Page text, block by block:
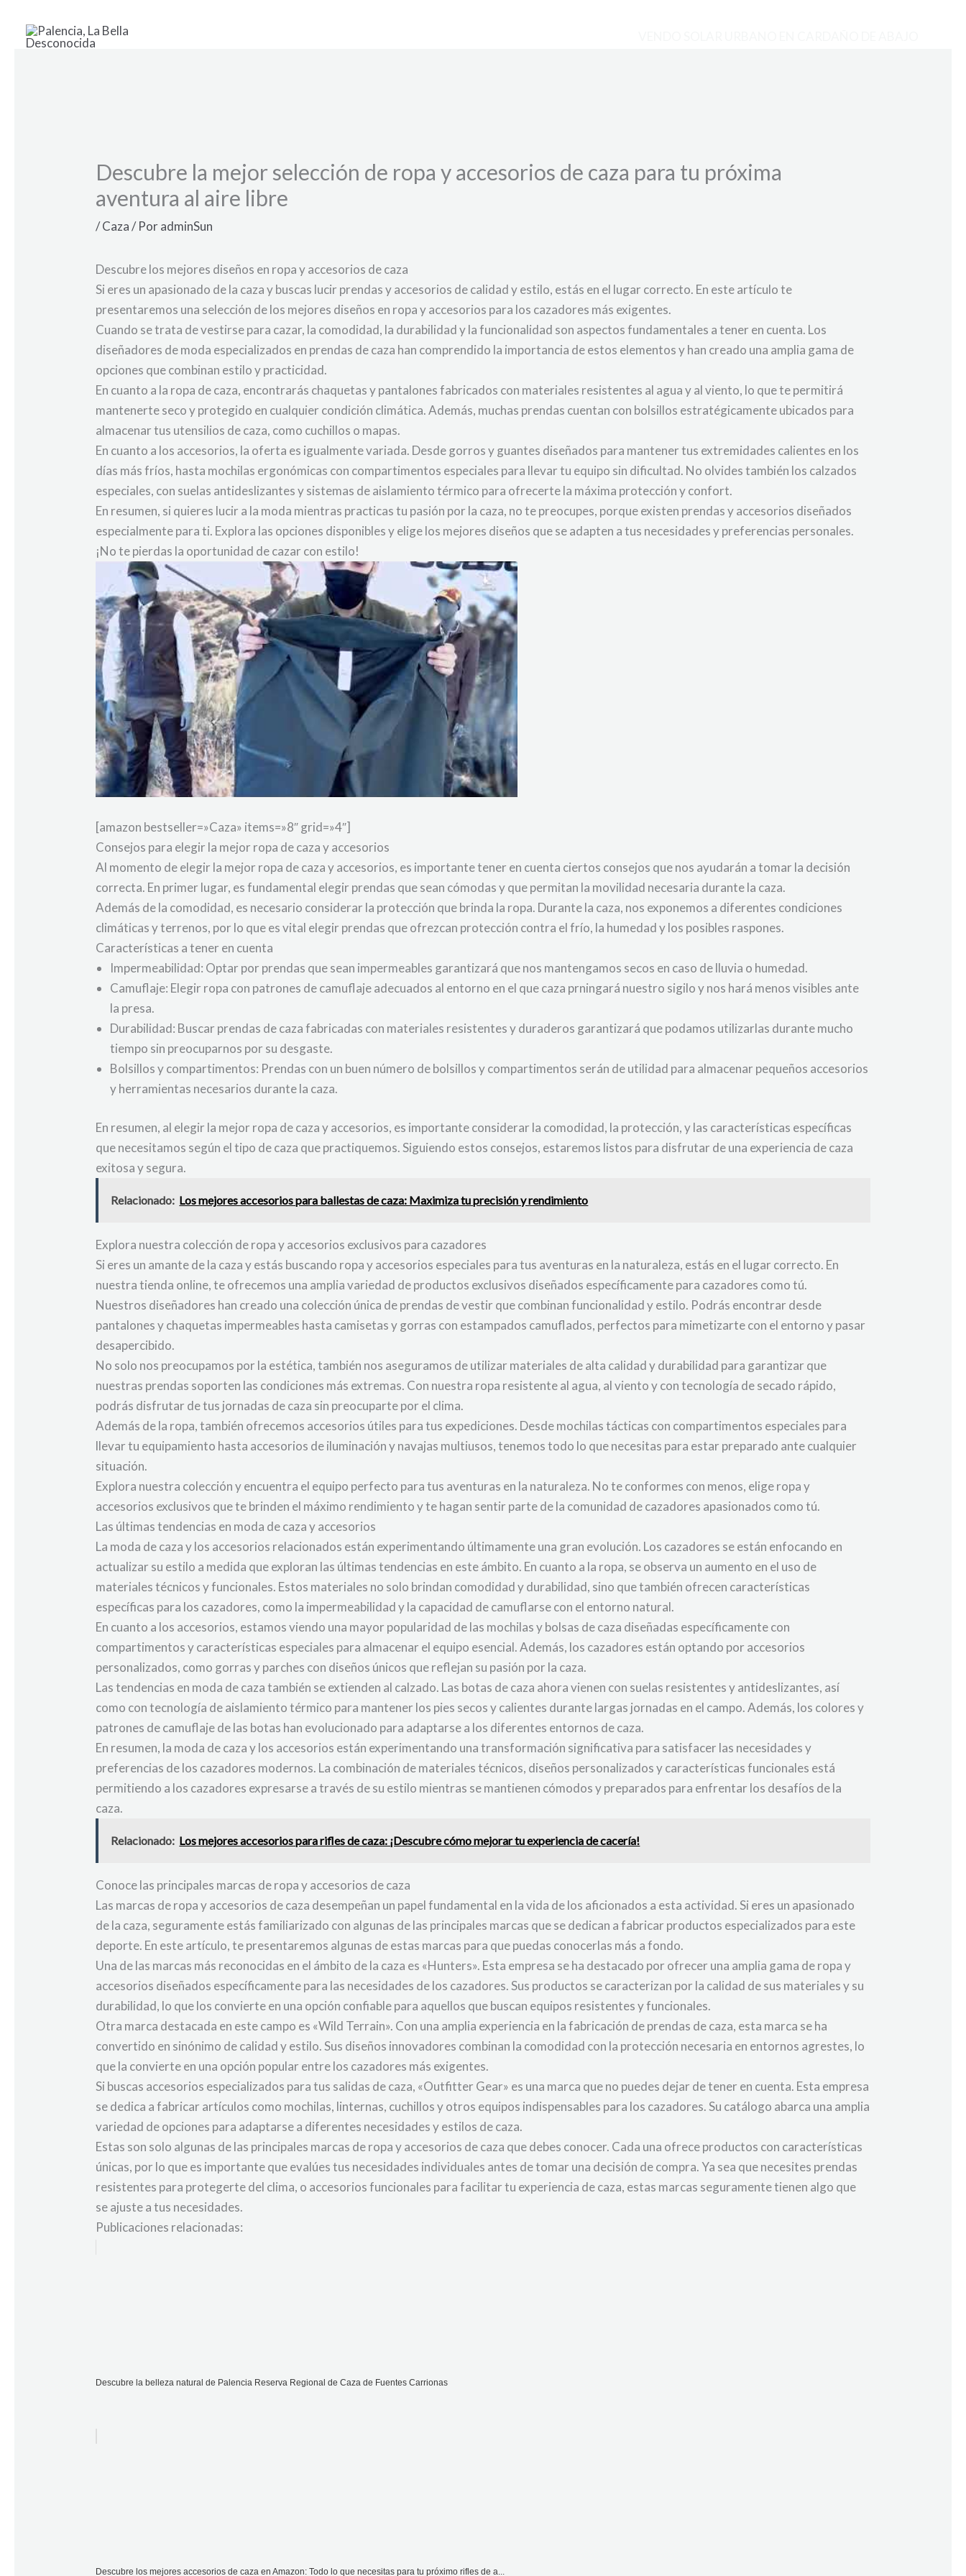
contenido
Descubre la mejor selección de ropa y accesorios de caza para tu próxima
aventura al aire libre
/Caza/ PoradminSun
Descubre los mejores diseños en ropa y accesorios de caza
Si eres un apasionado de la caza y buscas lucir prendas y accesorios de calidad y estilo, estás en el lugar correcto. En este artículo te
presentaremos una selección de los mejores diseños en ropa y accesorios para los cazadores más exigentes.
Cuando se trata de vestirse para cazar, la comodidad, la durabilidad y la funcionalidad son aspectos fundamentales a tener en cuenta. Los
diseñadores de moda especializados en prendas de caza han comprendido la importancia de estos elementos y han creado una amplia gama de
opciones que combinan estilo y practicidad.
En cuanto a la ropa de caza, encontrarás chaquetas y pantalones fabricados con materiales resistentes al agua y al viento, lo que te permitirá
mantenerte seco y protegido en cualquier condición climática. Además, muchas prendas cuentan con bolsillos estratégicamente ubicados para
almacenar tus utensilios de caza, como cuchillos o mapas.
En cuanto a los accesorios, la oferta es igualmente variada. Desde gorros y guantes diseñados para mantener tus extremidades calientes en los
días más fríos, hasta mochilas ergonómicas con compartimentos especiales para llevar tu equipo sin dificultad. No olvides también los calzados
especiales, con suelas antideslizantes y sistemas de aislamiento térmico para ofrecerte la máxima protección y confort.
En resumen, si quieres lucir a la moda mientras practicas tu pasión por la caza, no te preocupes, porque existen prendas y accesorios diseñados
especialmente para ti. Explora las opciones disponibles y elige los mejores diseños que se adapten a tus necesidades y preferencias personales.
¡No te pierdas la oportunidad de cazar con estilo!
[amazon bestseller=»Caza» items=»8″ grid=»4″]
Consejos para elegir la mejor ropa de caza y accesorios
Al momento de elegir la mejor ropa de caza y accesorios, es importante tener en cuenta ciertos consejos que nos ayudarán a tomar la decisión
correcta. En primer lugar, es fundamental elegir prendas que sean cómodas y que permitan la movilidad necesaria durante la caza.
Además de la comodidad, es necesario considerar la protección que brinda la ropa. Durante la caza, nos exponemos a diferentes condiciones
climáticas y terrenos, por lo que es vital elegir prendas que ofrezcan protección contra el frío, la humedad y los posibles raspones.
Características a tener en cuenta
Impermeabilidad: Optar por prendas que sean impermeables garantizará que nos mantengamos secos en caso de lluvia o humedad.
Camuflaje: Elegir ropa con patrones de camuflaje adecuados al entorno en el que caza prningará nuestro sigilo y nos hará menos visibles ante
la presa.
Durabilidad: Buscar prendas de caza fabricadas con materiales resistentes y duraderos garantizará que podamos utilizarlas durante mucho
tiempo sin preocuparnos por su desgaste.
Bolsillos y compartimentos: Prendas con un buen número de bolsillos y compartimentos serán de utilidad para almacenar pequeños accesorios
y herramientas necesarios durante la caza.
En resumen, al elegir la mejor ropa de caza y accesorios, es importante considerar la comodidad, la protección, y las características específicas
que necesitamos según el tipo de caza que practiquemos. Siguiendo estos consejos, estaremos listos para disfrutar de una experiencia de caza
exitosa y segura.
Relacionado: Los mejores accesorios para ballestas de caza: Maximiza tu precisión y rendimiento
Explora nuestra colección de ropa y accesorios exclusivos para cazadores
Si eres un amante de la caza y estás buscando ropa y accesorios especiales para tus aventuras en la naturaleza, estás en el lugar correcto. En
nuestra tienda online, te ofrecemos una amplia variedad de productos exclusivos diseñados específicamente para cazadores como tú.
Nuestros diseñadores han creado una colección única de prendas de vestir que combinan funcionalidad y estilo. Podrás encontrar desde
pantalones y chaquetas impermeables hasta camisetas y gorras con estampados camuflados, perfectos para mimetizarte con el entorno y pasar
desapercibido.
No solo nos preocupamos por la estética, también nos aseguramos de utilizar materiales de alta calidad y durabilidad para garantizar que
nuestras prendas soporten las condiciones más extremas. Con nuestra ropa resistente al agua, al viento y con tecnología de secado rápido,
podrás disfrutar de tus jornadas de caza sin preocuparte por el clima.
Además de la ropa, también ofrecemos accesorios útiles para tus expediciones. Desde mochilas tácticas con compartimentos especiales para
llevar tu equipamiento hasta accesorios de iluminación y navajas multiusos, tenemos todo lo que necesitas para estar preparado ante cualquier
situación.
Explora nuestra colección y encuentra el equipo perfecto para tus aventuras en la naturaleza. No te conformes con menos, elige ropa y
accesorios exclusivos que te brinden el máximo rendimiento y te hagan sentir parte de la comunidad de cazadores apasionados como tú.
Las últimas tendencias en moda de caza y accesorios
La moda de caza y los accesorios relacionados están experimentando últimamente una gran evolución. Los cazadores se están enfocando en
actualizar su estilo a medida que exploran las últimas tendencias en este ámbito. En cuanto a la ropa, se observa un aumento en el uso de
materiales técnicos y funcionales. Estos materiales no solo brindan comodidad y durabilidad, sino que también ofrecen características
específicas para los cazadores, como la impermeabilidad y la capacidad de camuflarse con el entorno natural.
En cuanto a los accesorios, estamos viendo una mayor popularidad de las mochilas y bolsas de caza diseñadas específicamente con
compartimentos y características especiales para almacenar el equipo esencial. Además, los cazadores están optando por accesorios
personalizados, como gorras y parches con diseños únicos que reflejan su pasión por la caza.
Las tendencias en moda de caza también se extienden al calzado. Las botas de caza ahora vienen con suelas resistentes y antideslizantes, así
como con tecnología de aislamiento térmico para mantener los pies secos y calientes durante largas jornadas en el campo. Además, los colores y
patrones de camuflaje de las botas han evolucionado para adaptarse a los diferentes entornos de caza.
En resumen, la moda de caza y los accesorios están experimentando una transformación significativa para satisfacer las necesidades y
preferencias de los cazadores modernos. La combinación de materiales técnicos, diseños personalizados y características funcionales está
permitiendo a los cazadores expresarse a través de su estilo mientras se mantienen cómodos y preparados para enfrentar los desafíos de la
caza.
Relacionado: Los mejores accesorios para rifles de caza: ¡Descubre cómo mejorar tu experiencia de cacería!
Conoce las principales marcas de ropa y accesorios de caza
Las marcas de ropa y accesorios de caza desempeñan un papel fundamental en la vida de los aficionados a esta actividad. Si eres un apasionado
de la caza, seguramente estás familiarizado con algunas de las principales marcas que se dedican a fabricar productos especializados para este
deporte. En este artículo, te presentaremos algunas de estas marcas para que puedas conocerlas más a fondo.
Una de las marcas más reconocidas en el ámbito de la caza es «Hunters». Esta empresa se ha destacado por ofrecer una amplia gama de ropa y
accesorios diseñados específicamente para las necesidades de los cazadores. Sus productos se caracterizan por la calidad de sus materiales y su
durabilidad, lo que los convierte en una opción confiable para aquellos que buscan equipos resistentes y funcionales.
Otra marca destacada en este campo es «Wild Terrain». Con una amplia experiencia en la fabricación de prendas de caza, esta marca se ha
convertido en sinónimo de calidad y estilo. Sus diseños innovadores combinan la comodidad con la protección necesaria en entornos agrestes, lo
que la convierte en una opción popular entre los cazadores más exigentes.
Si buscas accesorios especializados para tus salidas de caza, «Outfitter Gear» es una marca que no puedes dejar de tener en cuenta. Esta empresa
se dedica a fabricar artículos como mochilas, linternas, cuchillos y otros equipos indispensables para los cazadores. Su catálogo abarca una amplia
variedad de opciones para adaptarse a diferentes necesidades y estilos de caza.
Estas son solo algunas de las principales marcas de ropa y accesorios de caza que debes conocer. Cada una ofrece productos con características
únicas, por lo que es importante que evalúes tus necesidades individuales antes de tomar una decisión de compra. Ya sea que necesites prendas
resistentes para protegerte del clima, o accesorios funcionales para facilitar tu experiencia de caza, estas marcas seguramente tienen algo que
se ajuste a tus necesidades.
Publicaciones relacionadas:
Descubre la belleza natural de Palencia Reserva Regional de Caza de Fuentes Carrionas
Descubre los mejores accesorios de caza en Amazon: Todo lo que necesitas para tu próximo rifles de a...